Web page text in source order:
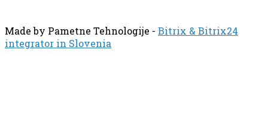
Made by Pametne Tehnologije - Bitrix & Bitrix24
integrator in Slovenia